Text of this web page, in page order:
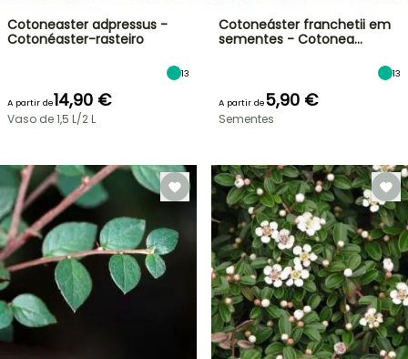
Cotoneaster adpressus -
Cotonéaster-rasteiro
13
A partir de14,90 €
Vaso de 1,5 L/2 L
Cotoneáster franchetii em
sementes - Cotonea…
13
A partir de5,90 €
Sementes